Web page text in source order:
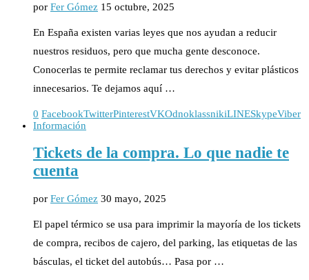
por Fer Gómez 15 octubre, 2025
En España existen varias leyes que nos ayudan a reducir
nuestros residuos, pero que mucha gente desconoce.
Conocerlas te permite reclamar tus derechos y evitar plásticos
innecesarios. Te dejamos aquí …
0 FacebookTwitterPinterestVKOdnoklassnikiLINESkypeViber
Información
Tickets de la compra. Lo que nadie te
cuenta
por Fer Gómez 30 mayo, 2025
El papel térmico se usa para imprimir la mayoría de los tickets
de compra, recibos de cajero, del parking, las etiquetas de las
básculas, el ticket del autobús… Pasa por …